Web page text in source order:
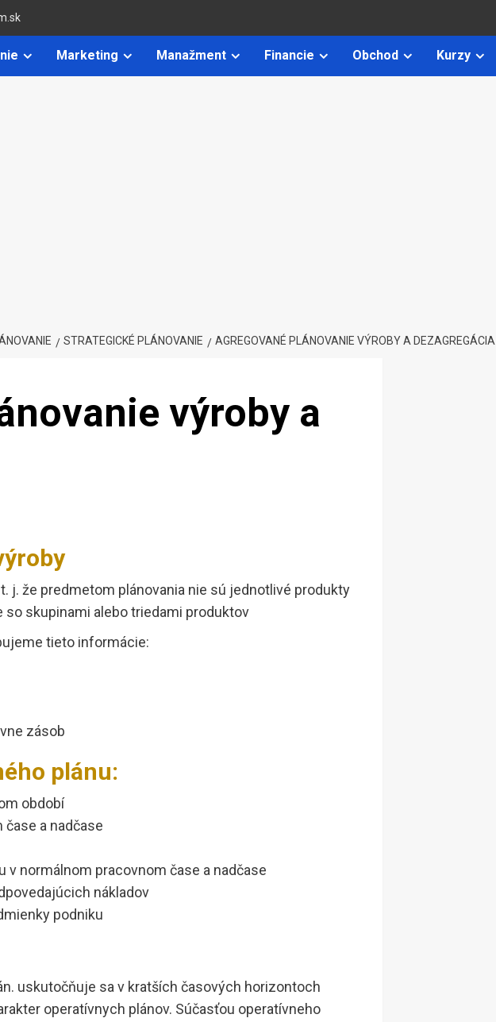
Marketing Manažment Financie Obchod Kurzy
STRATEGICKÉ PLÁNOVANIE AGREGOVANÉ PLÁNOVANIE VÝROBY A DEZAGREGÁCIA
výroby a
j. že predmetom plánovania nie sú jednotlivé produkty
skupinami alebo triedami produktov
tieto informácie:
zásob
plánu:
období
a nadčase
v normálnom pracovnom čase a nadčase
nákladov
podniku
uskutočňuje sa v kratších časových horizontoch
operatívnych plánov. Súčasťou operatívneho